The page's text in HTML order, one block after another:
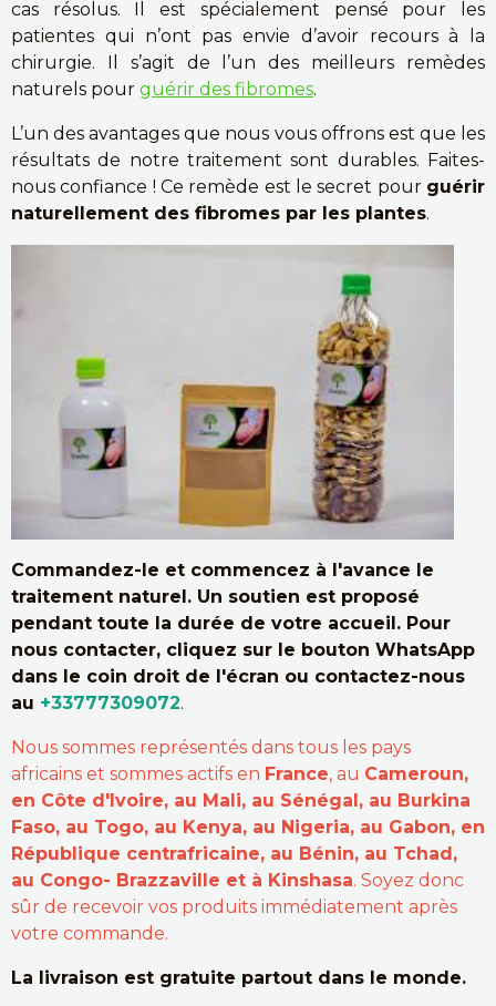
cas résolus. Il est spécialement pensé pour les
patientes qui n’ont pas envie d’avoir recours à la
chirurgie. Il s’agit de l’un des meilleurs remèdes
naturels pour guérir des fibromes.
L’un des avantages que nous vous offrons est que les
résultats de notre traitement sont durables. Faites-
nous confiance ! Ce remède est le secret pour guérir
naturellement des fibromes par les plantes.
Commandez-le et commencez à l'avance le
traitement naturel. Un soutien est proposé
pendant toute la durée de votre accueil. Pour
nous contacter, cliquez sur le bouton WhatsApp
dans le coin droit de l'écran ou contactez-nous
au +33777309072.
Nous sommes représentés dans tous les pays
africains et sommes actifs en France, au Cameroun,
en Côte d'Ivoire, au Mali, au Sénégal, au Burkina
Faso, au Togo, au Kenya, au Nigeria, au Gabon, en
République centrafricaine, au Bénin, au Tchad,
au Congo- Brazzaville et à Kinshasa. Soyez donc
sûr de recevoir vos produits immédiatement après
votre commande.
La livraison est gratuite partout dans le monde.